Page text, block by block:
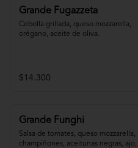
Grande Fugazzeta
Cebolla grillada, queso mozzarella,
orégano, aceite de oliva.
$14.300
Grande Funghi
Salsa de tomates, queso mozzarella,
champiñones, aceitunas negras, ajo,